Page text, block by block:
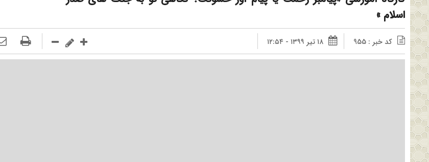
اسلام »
کد خبر : 955 ۱۸ تیر ۱۳۹۹ - ۱۲:۵۴